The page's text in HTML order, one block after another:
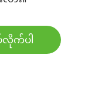
လိုက်ပါ